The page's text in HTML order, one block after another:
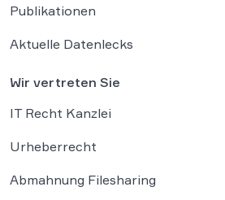
Publikationen
Aktuelle Datenlecks
Wir vertreten Sie
IT Recht Kanzlei
Urheberrecht
Abmahnung Filesharing